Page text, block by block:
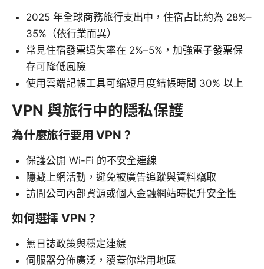
2025 年全球商務旅行支出中，住宿占比約為 28%–
35%（依行業而異）
常見住宿發票遺失率在 2%–5%，加強電子發票保
存可降低風險
使用雲端記帳工具可缩短月度結帳時間 30% 以上
VPN 與旅行中的隱私保護
為什麼旅行要用 VPN？
保護公開 Wi-Fi 的不安全連線
隱藏上網活動，避免被廣告追蹤與資料竊取
訪問公司內部資源或個人金融網站時提升安全性
如何選擇 VPN？
無日誌政策與穩定連線
伺服器分佈廣泛，覆蓋你常用地區